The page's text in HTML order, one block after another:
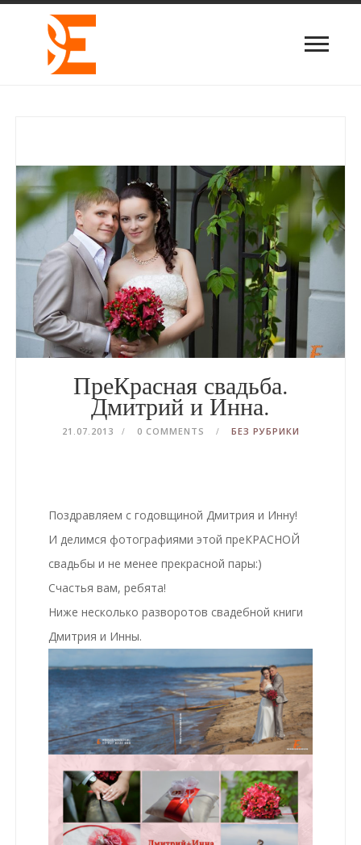
ПреКрасная свадьба.
Дмитрий и Инна.
21.07.2013 0 COMMENTS БЕЗ РУБРИКИ
Поздравляем с годовщиной Дмитрия и Инну!
И делимся фотографиями этой преКРАСНОЙ
свадьбы и не менее прекрасной пары:)
Счастья вам, ребята!
Ниже несколько разворотов свадебной книги
Дмитрия и Инны.